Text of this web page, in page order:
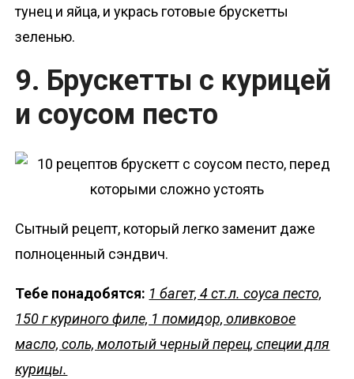
тунец и яйца, и укрась готовые брускетты
зеленью.
9. Брускетты с курицей
и соусом песто
Сытный рецепт, который легко заменит даже
полноценный сэндвич.
Тебе понадобятся: 1 багет, 4 ст.л. соуса песто,
150 г куриного филе, 1 помидор, оливковое
масло, соль, молотый черный перец, специи для
курицы.